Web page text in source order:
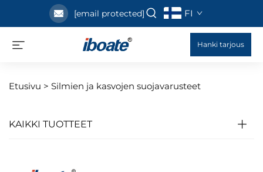
[email protected] FI
Hanki tarjous
Etusivu > Silmien ja kasvojen suojavarusteet
KAIKKI TUOTTEET